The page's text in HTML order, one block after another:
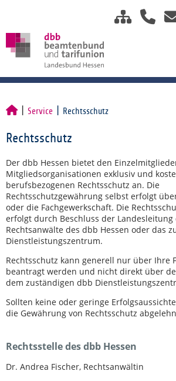
Service Rechtsschutz
Rechtsschutz
Der dbb Hessen bietet den
Mitgliedsorganisationen exklusiv und
berufsbezogenen Rechtsschutz an. Die
Rechtsschutzgewährung selbst erfolgt
oder die Fachgewerkschaft. Die
erfolgt durch Beschluss der
Rechtsanwälte des dbb Hessen oder das
Dienstleistungszentrum.
Rechtsschutz kann generell nur über Ihre
beantragt werden und nicht direkt über
dem zuständigen dbb
Sollten keine oder geringe
die Gewährung von Rechtsschutz
Rechtsstelle des dbb Hessen
Dr. Andrea Fischer, Rechtsanwältin